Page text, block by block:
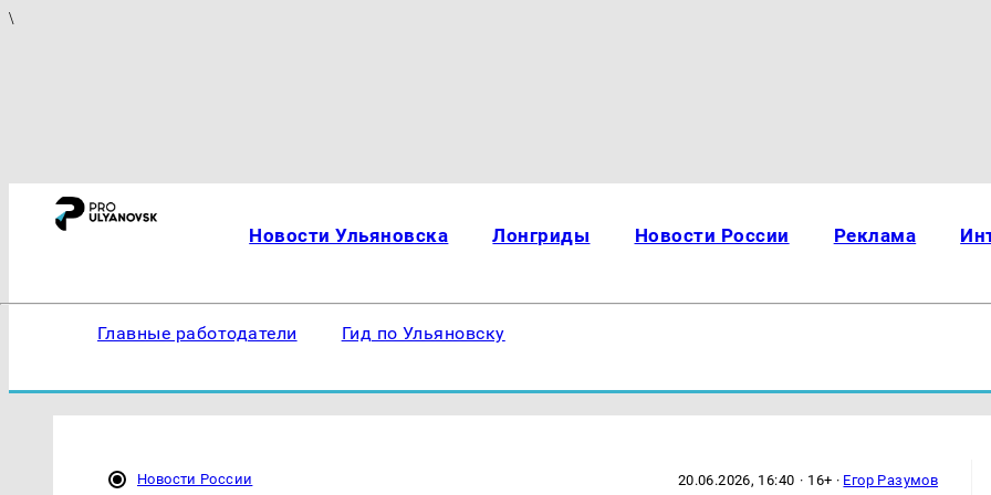
\
Новости Ульяновска Лонгриды Новости России Реклама
Главные работодатели Гид по Ульяновску
Новости России 20.06.2026, 16:40 · 16+ · Егор Разумов